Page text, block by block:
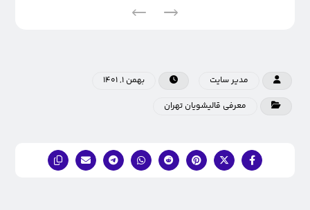
مدیر سایت
بهمن ۱, ۱۴۰۱
معرفی قالیشویان تهران